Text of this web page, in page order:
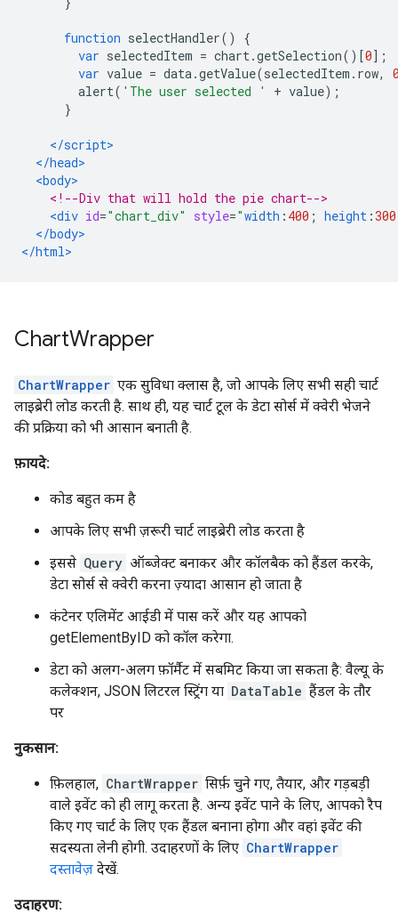
function selectHandler()
{
var selectedItem = chart.getSelection()[0];
var value = data.getValue(selectedItem . row,
alert( 'The user selected ' + value);
}
</script>
</head>
<body>
<!--Div that will hold the pie chart-->
<div id="chart_div" style="width : 400 ; height :300
</body>
</html>
ChartWrapper
ChartWrapper एक सुविधा क्लास है, जो आपके लिए सभी सही चार्ट
लाइब्रेरी लोड करती है. साथ ही, यह चार्ट टूल के डेटा सोर्स में क्वेरी भेजने
की प्रक्रिया को भी आसान बनाती है.
फ़ायदे:
कोड बहुत कम है
आपके लिए सभी ज़रूरी चार्ट लाइब्रेरी लोड करता है
इससे Query ऑब्जेक्ट बनाकर और कॉलबैक को हैंडल करके,
डेटा सोर्स से क्वेरी करना ज़्यादा आसान हो जाता है
कंटेनर एलिमेंट आईडी में पास करें और यह आपको
getElementByID को कॉल करेगा.
डेटा को अलग-अलग फ़ॉर्मैट में सबमिट किया जा सकता है: वैल्यू के
कलेक्शन, JSON लिटरल स्ट्रिंग या DataTable हैंडल के तौर
पर
नुकसान:
फ़िलहाल, ChartWrapper सिर्फ़ चुने गए, तैयार, और गड़बड़ी
वाले इवेंट को ही लागू करता है. अन्य इवेंट पाने के लिए, आपको रैप
किए गए चार्ट के लिए एक हैंडल बनाना होगा और वहां इवेंट की
सदस्यता लेनी होगी. उदाहरणों के लिए ChartWrapper
दस्तावेज़ देखें.
उदाहरण: